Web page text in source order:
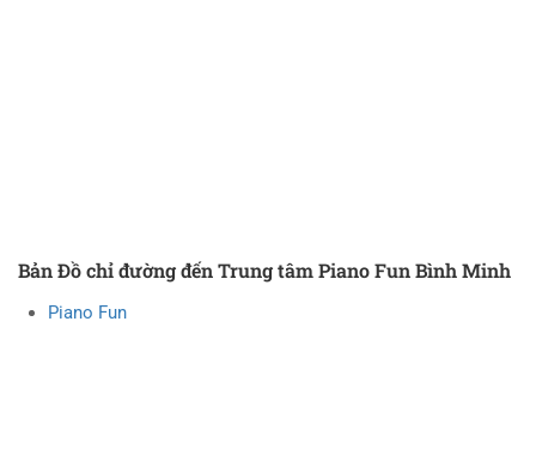
Bản Đồ chỉ đường đến Trung tâm Piano Fun Bình Minh
Piano Fun